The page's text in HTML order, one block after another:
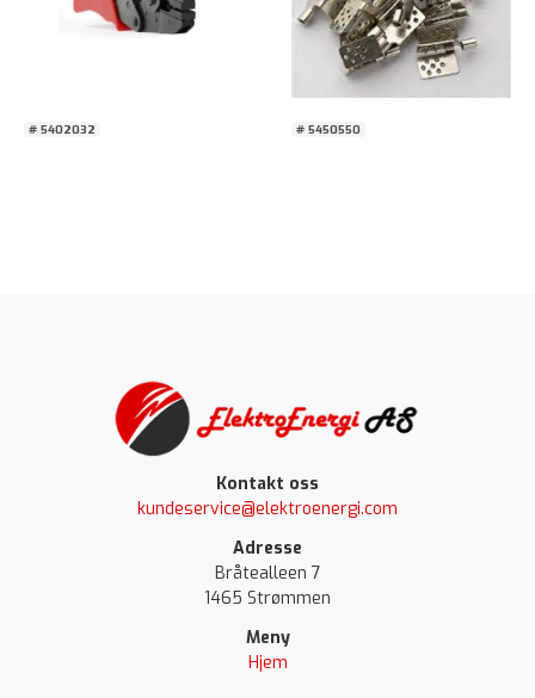
# 5402032 # 5450550
Kontakt oss
kundeservice@elektroenergi.com
Adresse
Bråtealleen 7
1465 Strømmen
Meny
Hjem